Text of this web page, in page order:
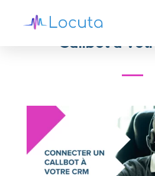
5 raisons de
Callbot à